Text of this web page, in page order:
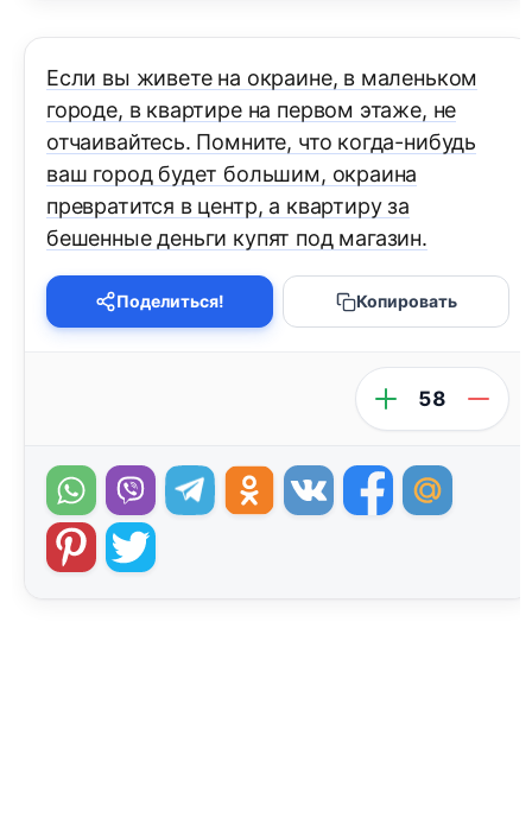
Если вы живете на окраине, в маленьком
городе, в квартире на первом этаже, не
отчаивайтесь. Помните, что когда-нибудь
ваш город будет большим, окраина
превратится в центр, а квартиру за
бешенные деньги купят под магазин.
Поделиться! Копировать
58